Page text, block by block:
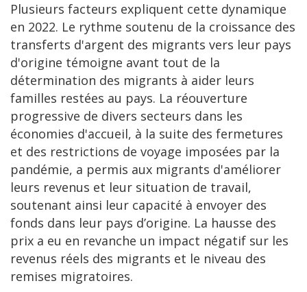
Plusieurs facteurs expliquent cette dynamique
en 2022. Le rythme soutenu de la croissance des
transferts d'argent des migrants vers leur pays
d'origine témoigne avant tout de la
détermination des migrants à aider leurs
familles restées au pays. La réouverture
progressive de divers secteurs dans les
économies d'accueil, à la suite des fermetures
et des restrictions de voyage imposées par la
pandémie, a permis aux migrants d'améliorer
leurs revenus et leur situation de travail,
soutenant ainsi leur capacité à envoyer des
fonds dans leur pays d’origine. La hausse des
prix a eu en revanche un impact négatif sur les
revenus réels des migrants et le niveau des
remises migratoires.